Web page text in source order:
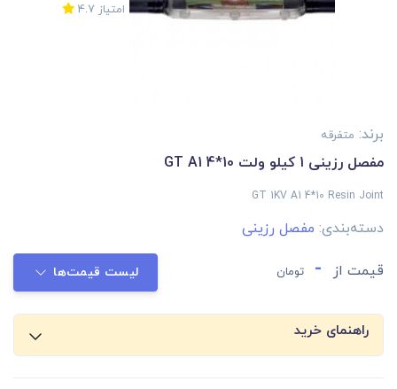
امتیاز 4.7
برند: متفرقه
مفصل رزینی 1 کیلو ولت 10*4 GT A1
GT 1KV A1 4*10 Resin Joint
دسته‌بندی: مفصل رزینی
قیمت از - تومان لیست قیمت‌ها
راهنمای خرید